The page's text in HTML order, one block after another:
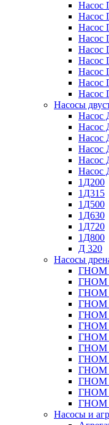
Насос
Насос
Насос
Насос
Насос
Насос
Насос
Насос
Насос
Насосы
Насос
Насос
Насос
Насос
Насос
Насос
1Д200
1Д315
1Д500
1Д630
1Д720
1Д800
Д 320
Насосы
ГНОМ
ГНОМ
ГНОМ
ГНОМ
ГНОМ
ГНОМ
ГНОМ
ГНОМ
ГНОМ
ГНОМ
ГНОМ
ГНОМ
ГНОМ
Насосы и